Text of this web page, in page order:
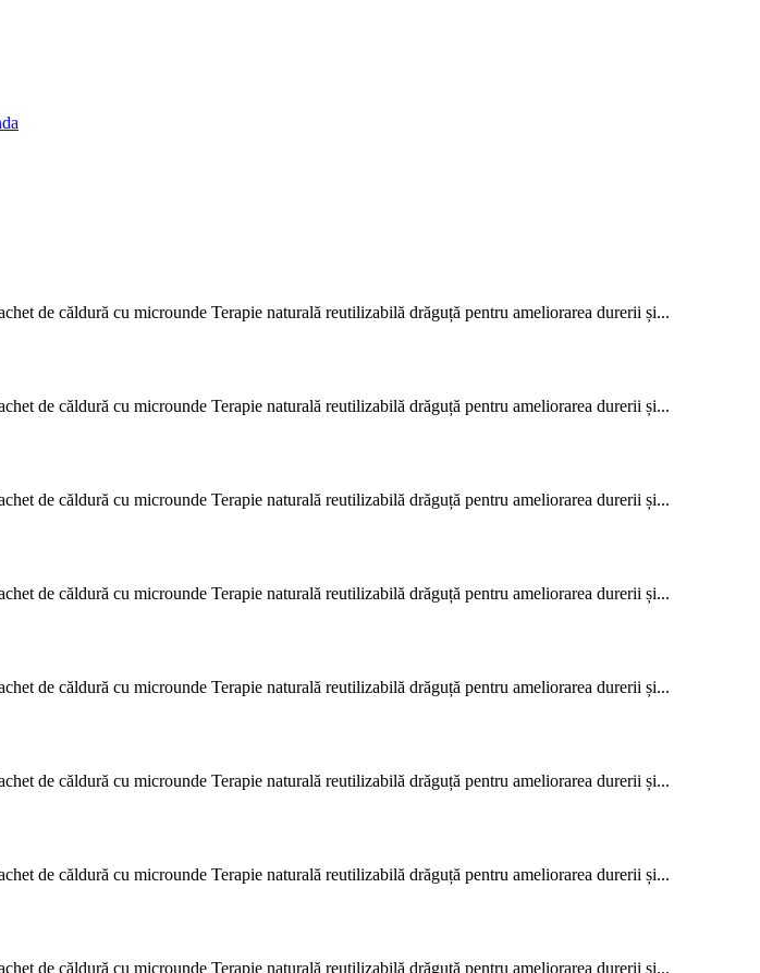
de căldură cu microunde Terapie naturală reutilizabilă drăguță pentru ameliorarea durerii și...
de căldură cu microunde Terapie naturală reutilizabilă drăguță pentru ameliorarea durerii și...
de căldură cu microunde Terapie naturală reutilizabilă drăguță pentru ameliorarea durerii și...
de căldură cu microunde Terapie naturală reutilizabilă drăguță pentru ameliorarea durerii și...
de căldură cu microunde Terapie naturală reutilizabilă drăguță pentru ameliorarea durerii și...
de căldură cu microunde Terapie naturală reutilizabilă drăguță pentru ameliorarea durerii și...
de căldură cu microunde Terapie naturală reutilizabilă drăguță pentru ameliorarea durerii și...
de căldură cu microunde Terapie naturală reutilizabilă drăguță pentru ameliorarea durerii și...